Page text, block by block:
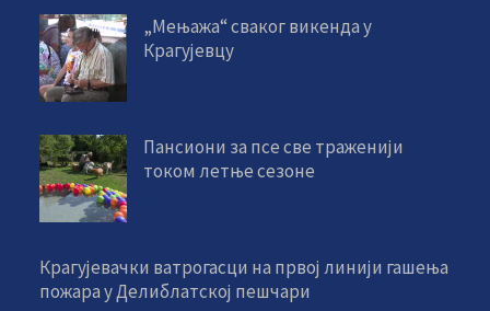
„Мењажа“ сваког викенда у
Крагујевцу
Пансиони за псе све траженији
током летње сезоне
Крагујевачки ватрогасци на првој линији гашења
пожара у Делиблатској пешчари